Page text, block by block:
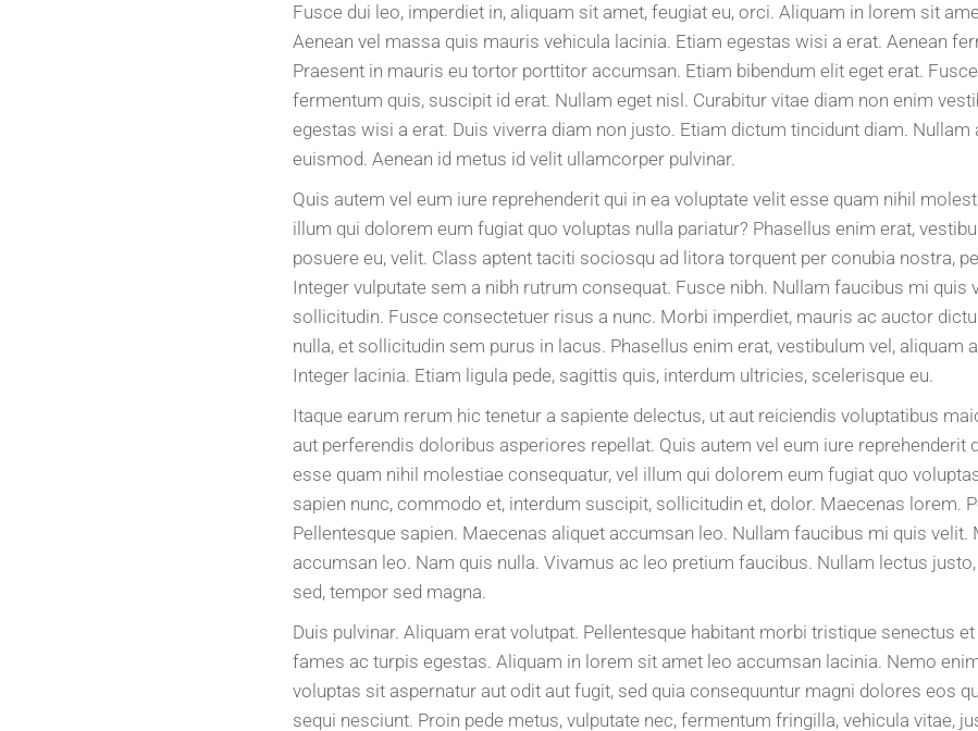
Fusce dui leo, imperdiet in, aliquam sit amet, feugiat eu, orci. Aliquam in lorem sit
Aenean vel massa quis mauris vehicula lacinia. Etiam egestas wisi a erat. Aenean
Praesent in mauris eu tortor porttitor accumsan. Etiam bibendum elit eget erat.
fermentum quis, suscipit id erat. Nullam eget nisl. Curabitur vitae diam non enim
egestas wisi a erat. Duis viverra diam non justo. Etiam dictum tincidunt diam.
euismod. Aenean id metus id velit ullamcorper pulvinar.
Quis autem vel eum iure reprehenderit qui in ea voluptate velit esse quam nihil
illum qui dolorem eum fugiat quo voluptas nulla pariatur? Phasellus enim erat,
posuere eu, velit. Class aptent taciti sociosqu ad litora torquent per conubia nostra,
Integer vulputate sem a nibh rutrum consequat. Fusce nibh. Nullam faucibus mi quis
sollicitudin. Fusce consectetuer risus a nunc. Morbi imperdiet, mauris ac auctor
nulla, et sollicitudin sem purus in lacus. Phasellus enim erat, vestibulum vel, aliquam
Integer lacinia. Etiam ligula pede, sagittis quis, interdum ultricies, scelerisque eu.
Itaque earum rerum hic tenetur a sapiente delectus, ut aut reiciendis voluptatibus
aut perferendis doloribus asperiores repellat. Quis autem vel eum iure reprehenderit
esse quam nihil molestiae consequatur, vel illum qui dolorem eum fugiat quo
sapien nunc, commodo et, interdum suscipit, sollicitudin et, dolor. Maecenas lorem.
Pellentesque sapien. Maecenas aliquet accumsan leo. Nullam faucibus mi quis velit.
accumsan leo. Nam quis nulla. Vivamus ac leo pretium faucibus. Nullam lectus
sed, tempor sed magna.
Duis pulvinar. Aliquam erat volutpat. Pellentesque habitant morbi tristique senectus
fames ac turpis egestas. Aliquam in lorem sit amet leo accumsan lacinia. Nemo
voluptas sit aspernatur aut odit aut fugit, sed quia consequuntur magni dolores eos
sequi nesciunt. Proin pede metus, vulputate nec, fermentum fringilla, vehicula vitae,